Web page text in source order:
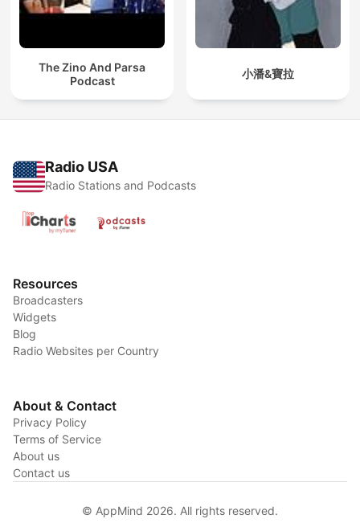
The Zino And Parsa
Podcast
小潘&寶拉
Radio USA
Radio Stations and Podcasts
Resources
Broadcasters
Widgets
Blog
Radio Websites per Country
About & Contact
Privacy Policy
Terms of Service
About us
Contact us
© AppMind 2026. All rights reserved.